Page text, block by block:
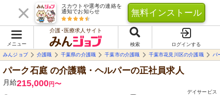
スカウトや選考の連絡を
通知でお知らせ
無料インストール
メニュー
介護･医療求人サイト
検索
ログインする
みんジョブ
介護職 千葉県の介護職 千葉市の介護職 千葉市花見川区の介護職 パ
パーク石庭の介護職・ヘルパーの正社員求人
月給215,000円〜
デイサービス